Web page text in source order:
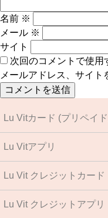
名前 ※
メール ※
サイト
次回のコメントで使用
メールアドレス、サイト
Lu Vitカード (プリペイ
Lu Vitアプリ
Lu Vit クレジットカード
Lu Vit クレジットアプリ